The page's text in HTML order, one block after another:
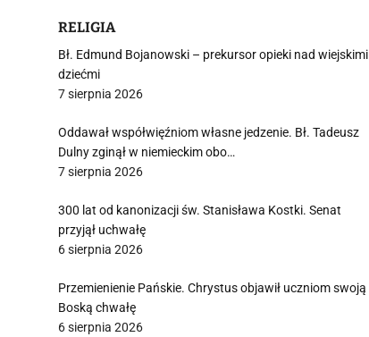
RELIGIA
Bł. Edmund Bojanowski – prekursor opieki nad wiejskimi
dziećmi
7 sierpnia 2026
Oddawał współwięźniom własne jedzenie. Bł. Tadeusz
Dulny zginął w niemieckim obo…
7 sierpnia 2026
300 lat od kanonizacji św. Stanisława Kostki. Senat
przyjął uchwałę
6 sierpnia 2026
Przemienienie Pańskie. Chrystus objawił uczniom swoją
Boską chwałę
6 sierpnia 2026